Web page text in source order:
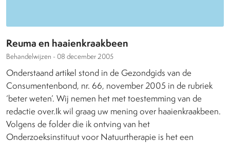
Reuma en haaienkraakbeen
Behandelwijzen - 08 december 2005
Onderstaand artikel stond in de Gezondgids van de
Consumentenbond, nr. 66, november 2005 in de rubriek
‘beter weten’. Wij nemen het met toestemming van de
redactie over.Ik wil graag uw mening over haaienkraakbeen.
Volgens de folder die ik ontving van het
Onderzoeksinstituut voor Natuurtherapie is het een